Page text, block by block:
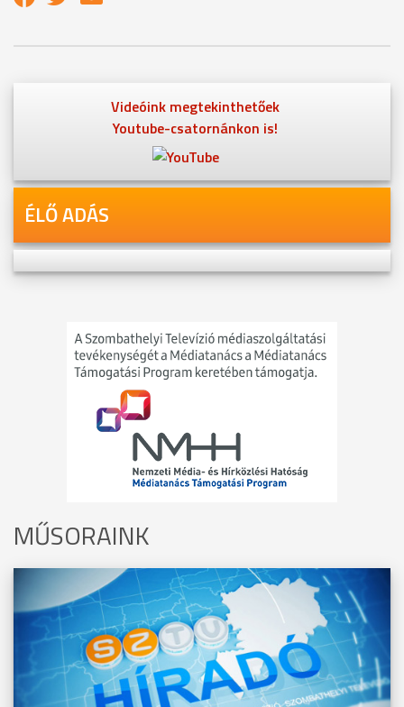
Videóink megtekinthetőek
Youtube-csatornánkon is!
ÉLŐ ADÁS
MŰSORAINK